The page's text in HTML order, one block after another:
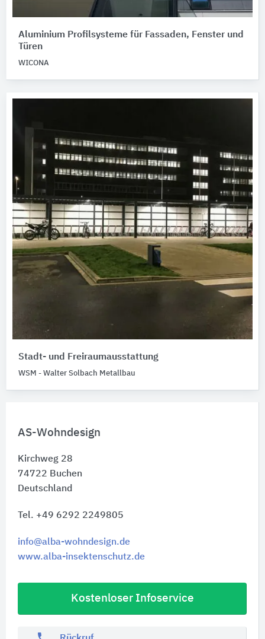
AS-Wohndesign
Kirchweg 28
74722 Buchen
Deutschland
Tel. +49 6292 2249805
info@alba-wohndesign.de
www.alba-insektenschutz.de
Kostenloser Infoservice
Aluminium Profilsysteme für Fassaden, Fenster und
Türen
WICONA
Stadt- und Freiraumausstattung
WSM - Walter Solbach Metallbau